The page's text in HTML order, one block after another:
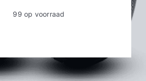
WooCommerce Cart
99 op voorraad